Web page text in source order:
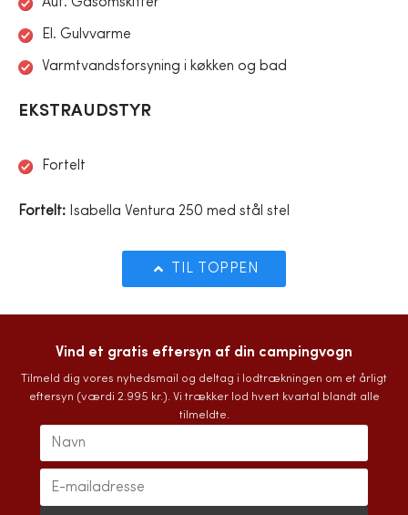
El. Gulvvarme
Varmtvandsforsyning i køkken og bad
EKSTRAUDSTYR
Fortelt
Fortelt: Isabella Ventura 250 med stål stel
TIL TOPPEN
Vind et gratis eftersyn af din campingvogn
Tilmeld dig vores nyhedsmail og deltag i lodtrækningen om et årligt
eftersyn (værdi 2.995 kr.). Vi trækker lod hvert kvartal blandt alle
tilmeldte.